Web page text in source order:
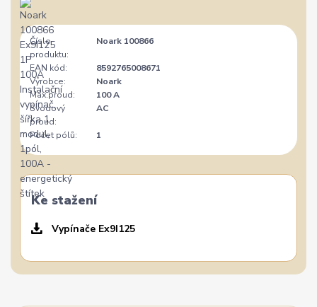
Číslo
produktu:
Noark 100866
EAN kód:
8592765008671
Výrobce:
Noark
Max.proud:
100 A
Svodový
proud:
AC
Počet pólů: 1
Ke stažení
Vypínače Ex9I125